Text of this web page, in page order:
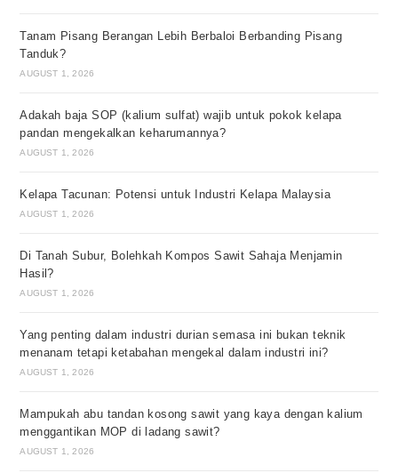
Tanam Pisang Berangan Lebih Berbaloi Berbanding Pisang
Tanduk?
AUGUST 1, 2026
Adakah baja SOP (kalium sulfat) wajib untuk pokok kelapa
pandan mengekalkan keharumannya?
AUGUST 1, 2026
Kelapa Tacunan: Potensi untuk Industri Kelapa Malaysia
AUGUST 1, 2026
Di Tanah Subur, Bolehkah Kompos Sawit Sahaja Menjamin
Hasil?
AUGUST 1, 2026
Yang penting dalam industri durian semasa ini bukan teknik
menanam tetapi ketabahan mengekal dalam industri ini?
AUGUST 1, 2026
Mampukah abu tandan kosong sawit yang kaya dengan kalium
menggantikan MOP di ladang sawit?
AUGUST 1, 2026